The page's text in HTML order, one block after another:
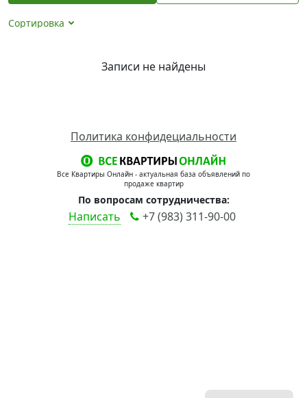
Сортировка
Записи не найдены
Политика конфидециальности
Все Квартиры Онлайн - актуальная база объявлений по
продаже квартир
По вопросам сотрудничества:
Написать +7 (983) 311-90-00